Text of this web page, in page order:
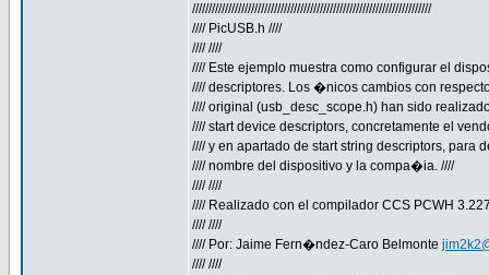
/////////////////////////////////////////////////////////////////////////
//// PicUSB.h ////
//// ////
//// Este ejemplo muestra como configurar el
//// descriptores. Los �nicos cambios con
//// original (usb_desc_scope.h) han sido
//// start device descriptors, concretamente el
//// y en apartado de start string descriptors, para
//// nombre del dispositivo y la compa�ia. ////
//// ////
//// Realizado con el compilador CCS PCWH
//// ////
//// Por: Jaime Fern�ndez-Caro Belmonte
//// ////